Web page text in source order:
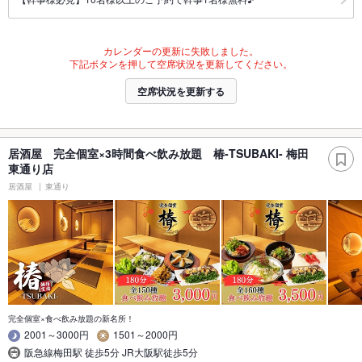
カレンダーの更新に失敗しました。
下記ボタンを押して空席状況を更新してください。
空席状況を更新する
居酒屋 完全個室×3時間食べ飲み放題 椿-TSUBAKI- 梅田
東通り店
居酒屋 東通り
完全個室×食べ飲み放題の新名所！
2001～3000円
1501～2000円
阪急線梅田駅 徒歩5分 JR大阪駅徒歩5分